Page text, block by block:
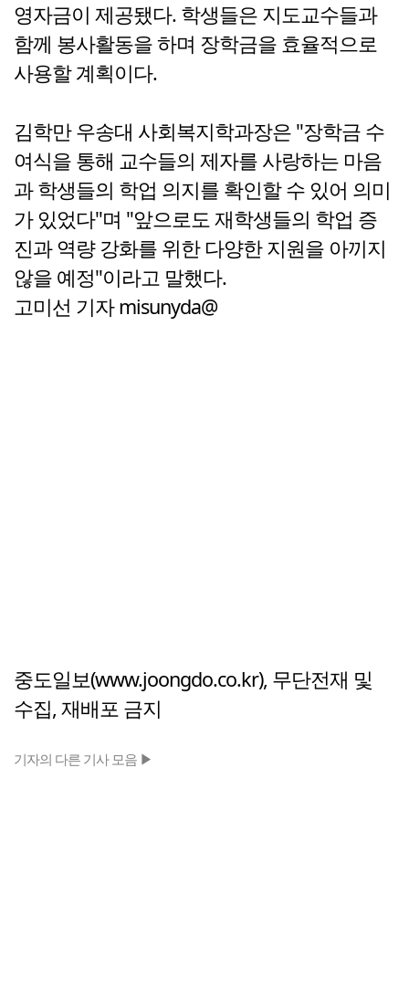
영자금이 제공됐다. 학생들은 지도교수들과
함께 봉사활동을 하며 장학금을 효율적으로
사용할 계획이다.
김학만 우송대 사회복지학과장은 "장학금 수
여식을 통해 교수들의 제자를 사랑하는 마음
과 학생들의 학업 의지를 확인할 수 있어 의미
가 있었다"며 "앞으로도 재학생들의 학업 증
진과 역량 강화를 위한 다양한 지원을 아끼지
않을 예정"이라고 말했다.
고미선 기자 misunyda@
중도일보(www.joongdo.co.kr), 무단전재 및
수집, 재배포 금지
기자의 다른 기사 모음 ▶